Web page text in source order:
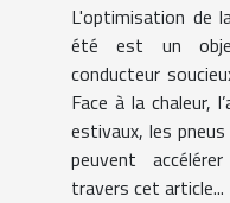
L'optimisation de
été est un
conducteur
Face à la chaleur,
estivaux, les
peuvent
travers cet article...